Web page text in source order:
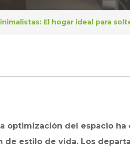
El hogar ideal para
optimización del espacio
de estilo de vida. Los